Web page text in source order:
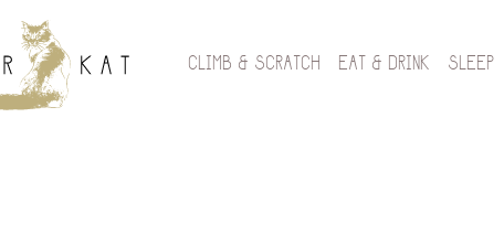
CLIMB & SCRATCH EAT & DRINK SLEEP